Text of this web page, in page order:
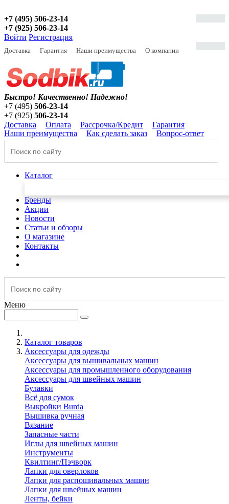
+7 (495) 506-23-14
+7 (925) 506-23-14
Войти Регистрация
Доставка Гарантия Наши преимущества О компании
Быстро! Качественно! Надежно!
+7 (495) 506-23-14
+7 (925) 506-23-14
Доставка
Оплата Рассрочка/Кредит
Гарантия
Наши преимущества
Как сделать заказ Вопрос-ответ
Каталог
Бренды
Акции
Новости
Статьи и обзоры
О магазине
Контакты
Меню
Каталог товаров
Аксессуары для одежды
Аксессуары для вышивальных машин
Аксессуары для промышленного оборудования
Аксессуары для швейных машин
Булавки
Всё для сумок
Выкройки Burda
Вышивка ручная
Вязание
Запасные части
Иглы для швейных машин
Инструменты
Квилтинг/Пэчворк
Лапки для оверлоков
Лапки для распошивальных машин
Лапки для швейных машин
Ленты, бейки